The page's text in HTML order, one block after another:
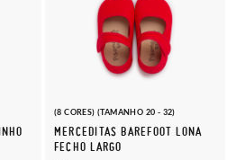
(8 CORES) (TAMANHO 20 - 32)
MERCEDITAS BAREFOOT LONA
FECHO LARGO